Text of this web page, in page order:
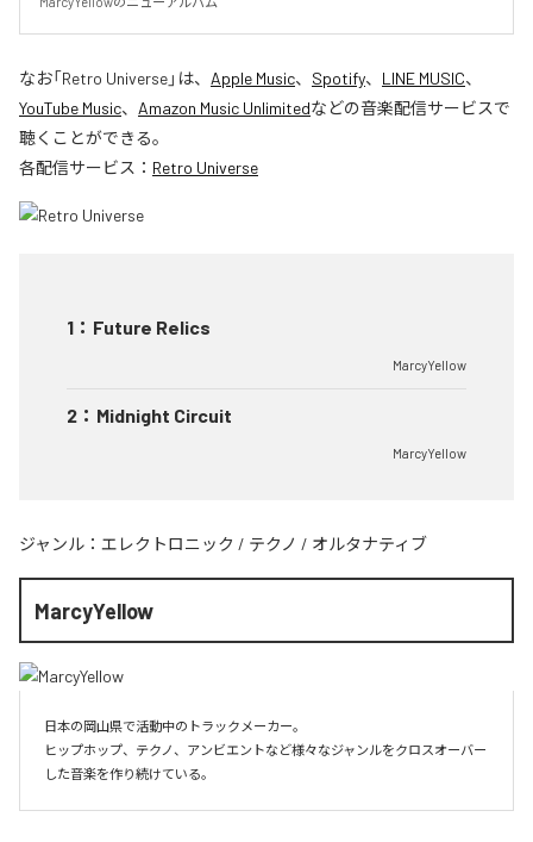
なお「Retro Universe」は、 Apple Music、 Spotify、 LINE MUSIC、
YouTube Music、 Amazon Music Unlimitedなどの音楽配信サービスで
聴くことができる。
各配信サービス： Retro Universe
1 ： Future Relics
MarcyYellow
2 ： Midnight Circuit
MarcyYellow
ジャンル： エレクトロニック / テクノ / オルタナティブ
MarcyYellow
日本の岡山県で活動中のトラックメーカー。
ヒップホップ、テクノ、アンビエントなど様々なジャンルをクロスオーバー
した音楽を作り続けている。